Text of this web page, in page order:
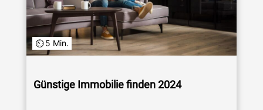
5 Min.
Günstige Immobilie finden 2024